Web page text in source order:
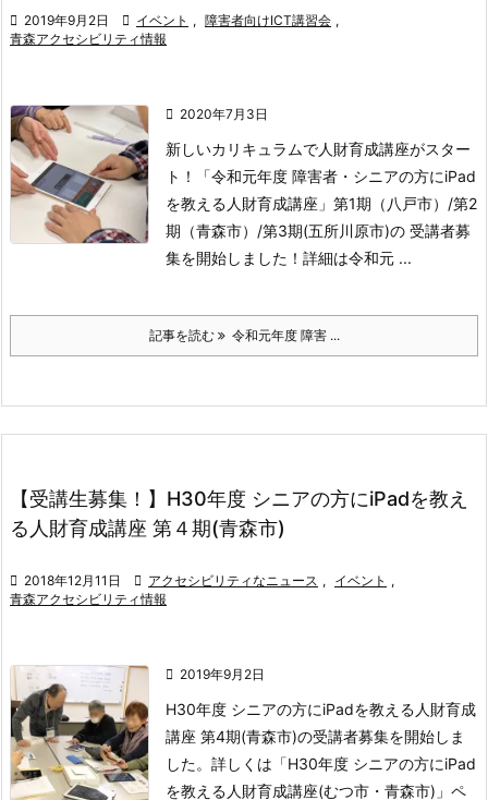
 2019年9月2日  イベント , 障害者向けICT講習会 ,
青森アクセシビリティ情報
 2020年7月3日
新しいカリキュラムで人財育成講座がスター
ト！
「令和元年度 障害者・シニアの方にiPad
を教える人財育成講座」第1期（八戸市）/第2
期（青森市）/第3期(五所川原市)の 受講者募
集を開始しました！ 詳細は令和元 ...
記事を読む 令和元年度 障害 ...
【受講生募集！】H30年度 シニアの方にiPadを教え
る人財育成講座 第４期(青森市)
 2018年12月11日  アクセシビリティなニュース , イベント ,
青森アクセシビリティ情報
 2019年9月2日
H30年度 シニアの方にiPadを教える人財育成
講座 第4期(青森市)の受講者募集を開始しま
した。 詳しくは「H30年度 シニアの方にiPad
を教える人財育成講座(むつ市・青森市)」ペ